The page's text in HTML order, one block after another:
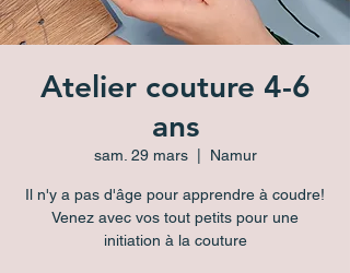
Atelier couture 4-6
ans
sam. 29 mars
  |
Namur
Il n'y a pas d'âge pour apprendre à coudre!
Venez avec vos tout petits pour une
initiation à la couture